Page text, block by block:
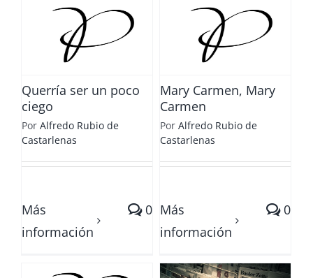
Querría ser un poco
ciego
Por Alfredo Rubio de
Castarlenas
Más
información
0
Mary Carmen,
Mary Carmen
Mary Carmen, Mary
Carmen
Por Alfredo Rubio de
Castarlenas
Más
información
0